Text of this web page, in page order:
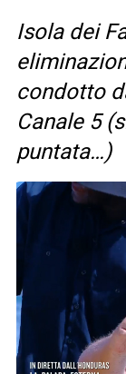
Isola dei
condotto
Canale 5
puntata…)